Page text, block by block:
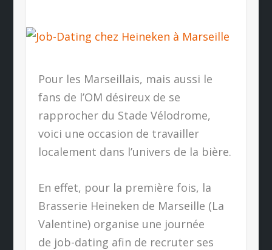
Pour les Marseillais, mais aussi le
fans de l’OM désireux de se
rapprocher du Stade Vélodrome,
voici une occasion de travailler
localement dans l’univers de la bière.
En effet, pour la première fois, la
Brasserie Heineken de Marseille (La
Valentine) organise une journée
de job-dating afin de recruter ses